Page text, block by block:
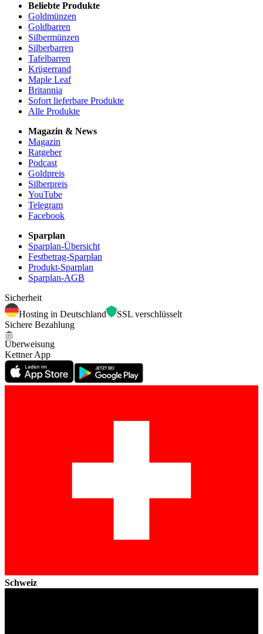
Beliebte Produkte
Goldmünzen
Goldbarren
Silbermünzen
Silberbarren
Tafelbarren
Krügerrand
Maple Leaf
Britannia
Sofort lieferbare Produkte
Alle Produkte
Magazin & News
Magazin
Ratgeber
Podcast
Goldpreis
Silberpreis
YouTube
Telegram
Facebook
Sparplan
Sparplan-Übersicht
Festbetrag-Sparplan
Produkt-Sparplan
Sparplan-AGB
Sicherheit
Hosting in Deutschland
SSL verschlüsselt
Sichere Bezahlung
Überweisung
Kettner App
Schweiz